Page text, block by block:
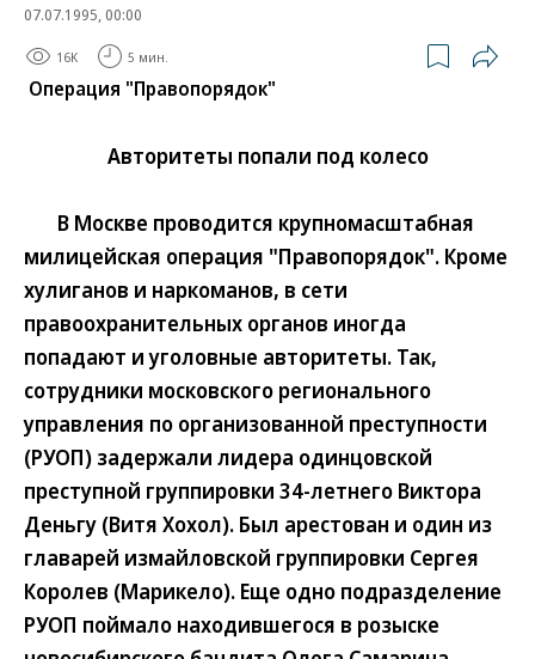
07.07.1995, 00:00
16K 5 мин.
Операция "Правопорядок"
Авторитеты попали под колесо
В Москве проводится крупномасштабная
милицейская операция "Правопорядок". Кроме
хулиганов и наркоманов, в сети
правоохранительных органов иногда
попадают и уголовные авторитеты. Так,
сотрудники московского регионального
управления по организованной преступности
(РУОП) задержали лидера одинцовской
преступной группировки 34-летнего Виктора
Деньгу (Витя Хохол). Был арестован и один из
главарей измайловской группировки Сергея
Королев (Марикело). Еще одно подразделение
РУОП поймало находившегося в розыске